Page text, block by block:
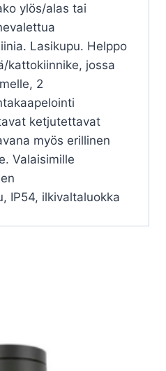
ylös/alas tai
Lasikupu. Helppo
kattokiinnike, jossa
2
ketjutettavat
myös erillinen
Valaisimille
IP54, ilkivaltaluokka